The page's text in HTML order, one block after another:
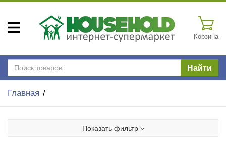
Корзина
Найти
Главная
Показать фильтр